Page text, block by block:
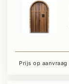
Prijs op aanvraag